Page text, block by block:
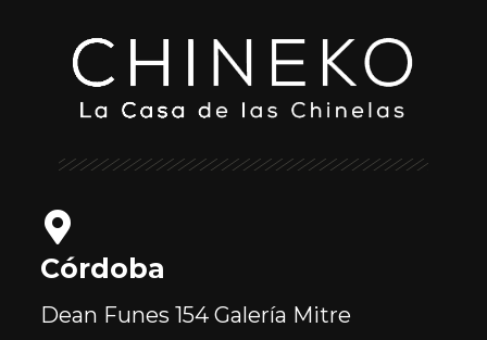
Córdoba
Dean Funes 154Galería Mitre